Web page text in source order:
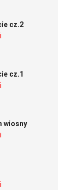
cz.2
cz.1
wiosny